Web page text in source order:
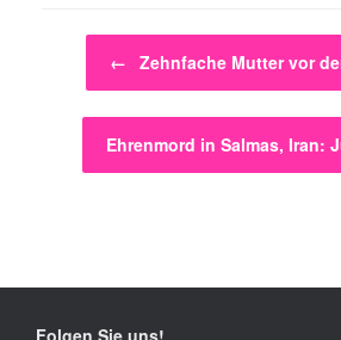
Beitragsnavigation
← Zehnfache Mutter vor
Ehrenmord in Salmas, Iran: